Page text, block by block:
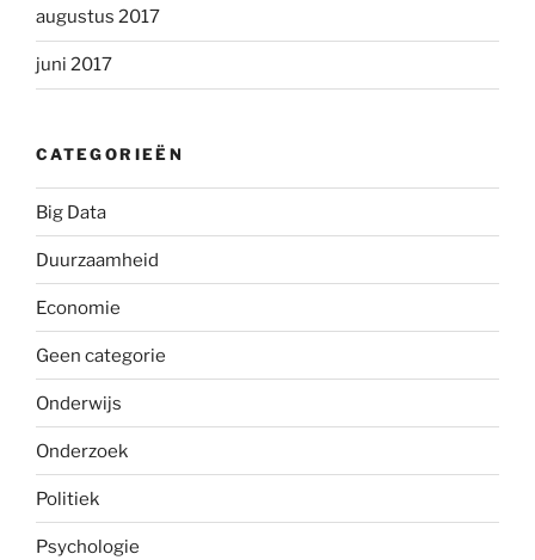
augustus 2017
juni 2017
CATEGORIEËN
Big Data
Duurzaamheid
Economie
Geen categorie
Onderwijs
Onderzoek
Politiek
Psychologie